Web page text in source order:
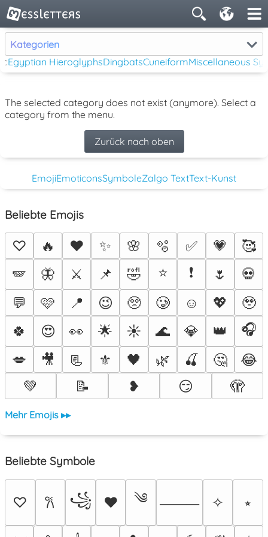
Kategorien
Egyptian HieroglyphsDingbatsCuneiformMiscellaneous
The selected category does not exist (anymore). Select a
category from the menu.
Zurück nach oben
EmojiEmoticonsSymboleZalgo TextText-Kunst
Beliebte Emojis
♡ 🔥 ❤️ ✨ 🌸 🫧 ✅ 💗
🥰
🪽
🦋 ⚔️ 📌 🤣 ⭐ ❗ 🌷
💀
💬
🩷 📍 😉 🥺 🥲 ☺️ 💖
🥹
🍀
😍 👀 🌟 ☀️ 🌊 💎 👑
🎧
💋
🎥 📃 ⚜️ 🖤 🌿 🍒 🤔
😂
💚
📝 ❥ 😏 🫣
Mehr Emojis ▸▸
Beliebte Symbole
♡ 𐙚 ꧁ ♥ ༄ ⸻ ✧ ⭒